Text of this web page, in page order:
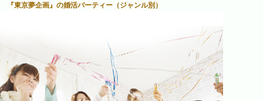
『東京夢企画』の婚活パーティー（ジャンル別）